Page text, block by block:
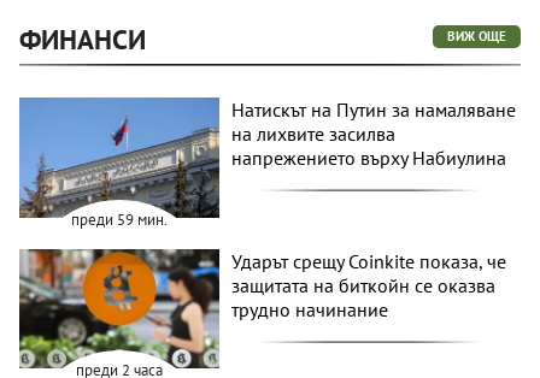
ФИНАНСИ ВИЖ ОЩЕ
преди 59 мин.
Натискът на Путин за намаляване
на лихвите засилва
напрежението върху Набиулина
преди 2 часа
Ударът срещу Coinkite показа, че
защитата на биткойн се оказва
трудно начинание